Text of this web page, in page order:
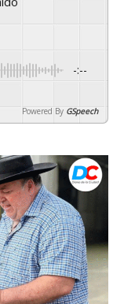
-:--
Powered By GSpeech